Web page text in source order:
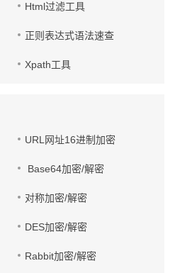
Html过滤工具
正则表达式语法速查
Xpath工具
URL网址16进制加密
Base64加密/解密
对称加密/解密
DES加密/解密
Rabbit加密/解密